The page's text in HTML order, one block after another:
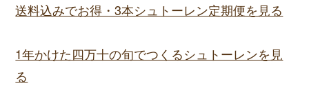
送料込みでお得・3本シュトーレン定期便を見る
1年かけた四万十の旬でつくるシュトーレンを見
る